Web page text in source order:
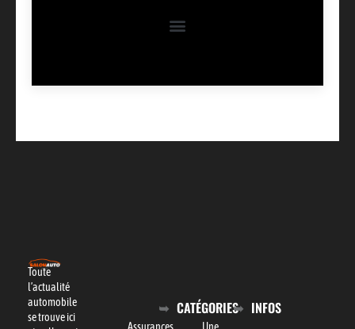
Toute
l’actualité
automobile
se trouve ici
CATÉGORIES INFOS